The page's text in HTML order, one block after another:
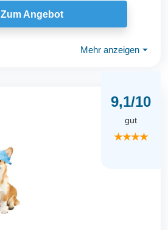
Zum Angebot
Mehr anzeigen ⏷
9,1/10
gut
★★★★